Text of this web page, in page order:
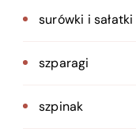
surówki i sałatki
szparagi
szpinak